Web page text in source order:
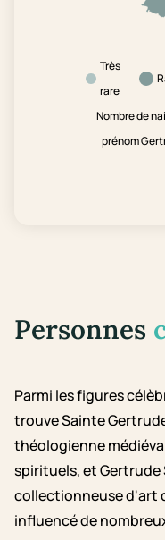
Très
rare
Nombre de
prénom
Personnes
Parmi les figures
trouve Sainte
théologienne
spirituels, et Gertrude
collectionneuse d'art
influencé de